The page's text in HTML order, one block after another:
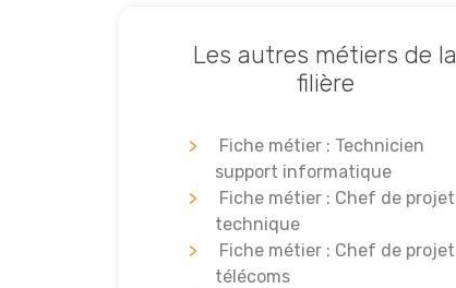
Les autres métiers de la
filière
Fiche métier : Technicien
support informatique
Fiche métier : Chef de projet
technique
Fiche métier : Chef de projet
télécoms